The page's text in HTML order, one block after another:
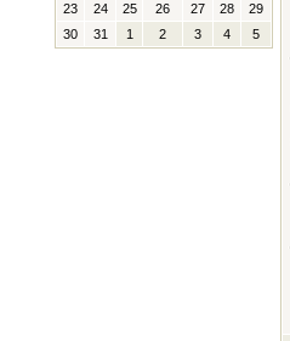
23
24 25 26 27 28
29
30
31 1 2 3 4 5